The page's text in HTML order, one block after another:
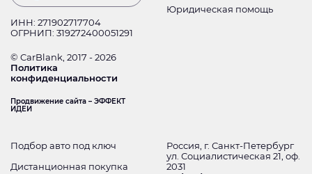
ИНН: 271902717704
ОГРНИП: 319272400051291
© CarBlank, 2017 - 2026
Политика
конфиденциальности
Продвижение сайта – ЭФФЕКТ
ИДЕИ
Юридическая помощь
Подбор авто под ключ
Дистанционная покупка
Россия, г. Санкт-Петербург
ул. Социалистическая 21, оф.
2031